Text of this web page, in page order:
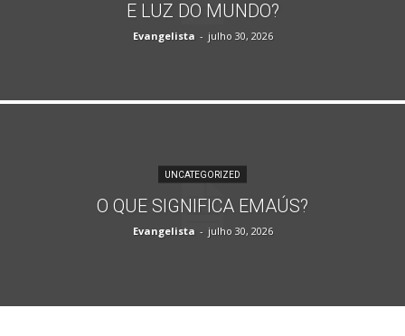
E LUZ DO MUNDO?
Evangelista - julho 30, 2026
UNCATEGORIZED
O QUE SIGNIFICA EMAÚS?
Evangelista - julho 30, 2026